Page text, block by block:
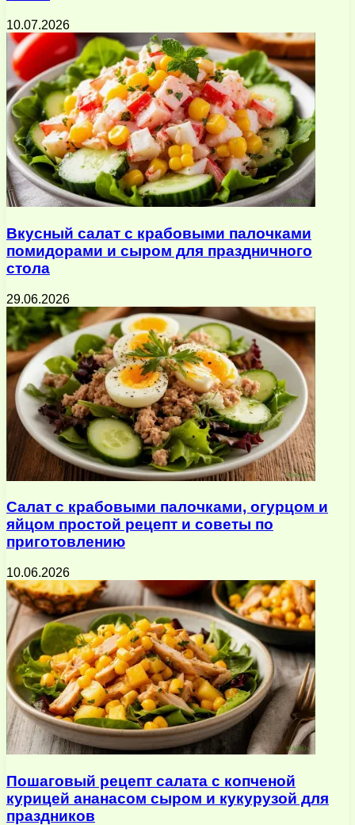
10.07.2026
Вкусный салат с крабовыми палочками
помидорами и сыром для праздничного
стола
29.06.2026
Салат с крабовыми палочками, огурцом и
яйцом простой рецепт и советы по
приготовлению
10.06.2026
Пошаговый рецепт салата с копченой
курицей ананасом сыром и кукурузой для
праздников